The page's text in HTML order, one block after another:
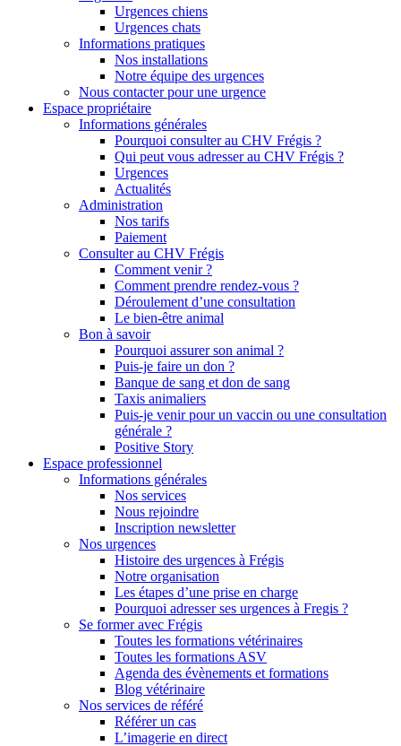
Urgences chiens
Urgences chats
Informations pratiques
Nos installations
Notre équipe des urgences
Nous contacter pour une urgence
Espace propriétaire
Informations générales
Pourquoi consulter au CHV Frégis ?
Qui peut vous adresser au CHV Frégis ?
Urgences
Actualités
Administration
Nos tarifs
Paiement
Consulter au CHV Frégis
Comment venir ?
Comment prendre rendez-vous ?
Déroulement d’une consultation
Le bien-être animal
Bon à savoir
Pourquoi assurer son animal ?
Puis-je faire un don ?
Banque de sang et don de sang
Taxis animaliers
Puis-je venir pour un vaccin ou une consultation
générale ?
Positive Story
Espace professionnel
Informations générales
Nos services
Nous rejoindre
Inscription newsletter
Nos urgences
Histoire des urgences à Frégis
Notre organisation
Les étapes d’une prise en charge
Pourquoi adresser ses urgences à Fregis ?
Se former avec Frégis
Toutes les formations vétérinaires
Toutes les formations ASV
Agenda des évènements et formations
Blog vétérinaire
Nos services de référé
Référer un cas
L’imagerie en direct